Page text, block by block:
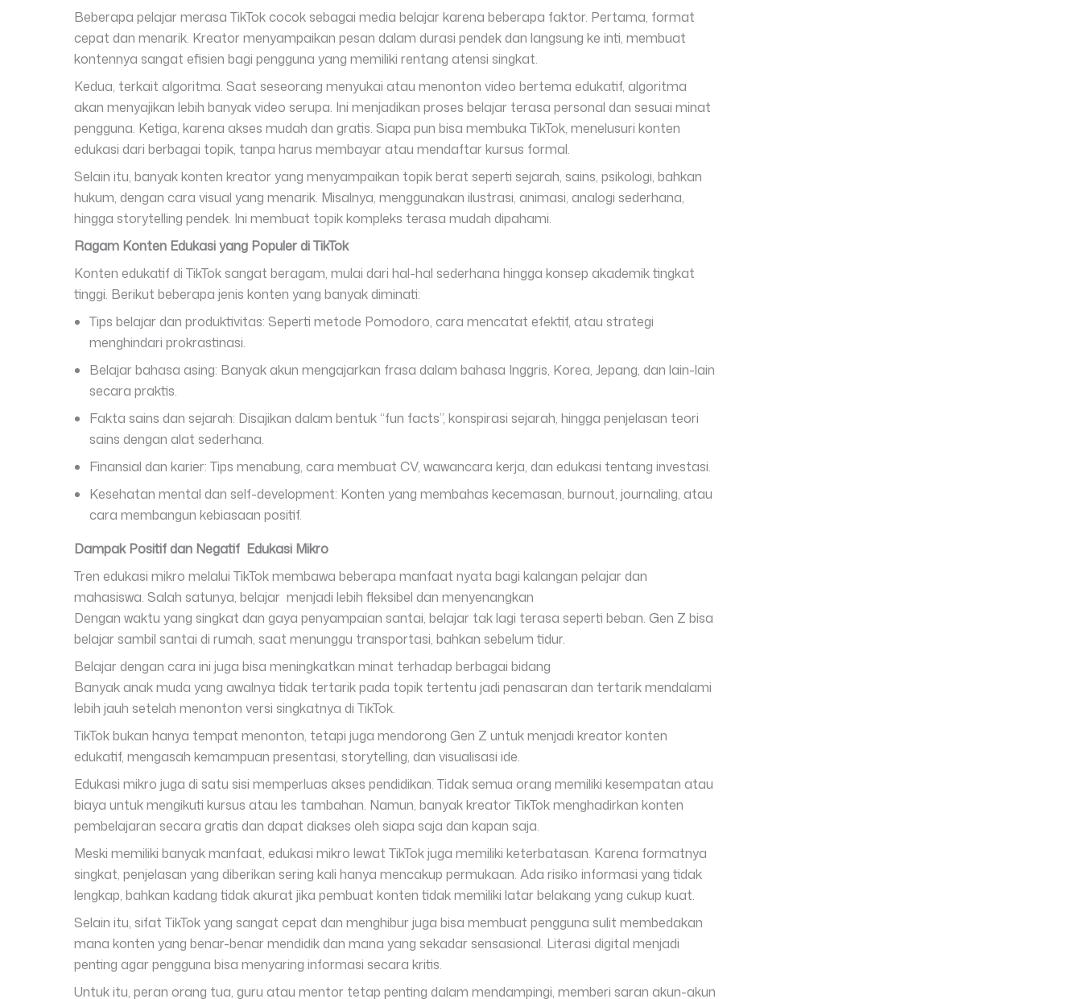
Beberapa pelajar merasa TikTok cocok sebagai media belajar karena beberapa faktor. Pertama, format
cepat dan menarik. Kreator menyampaikan pesan dalam durasi pendek dan langsung ke inti, membuat
kontennya sangat efisien bagi pengguna yang memiliki rentang atensi singkat.
Kedua, terkait algoritma. Saat seseorang menyukai atau menonton video bertema edukatif, algoritma
akan menyajikan lebih banyak video serupa. Ini menjadikan proses belajar terasa personal dan sesuai minat
pengguna. Ketiga, karena akses mudah dan gratis. Siapa pun bisa membuka TikTok, menelusuri konten
edukasi dari berbagai topik, tanpa harus membayar atau mendaftar kursus formal.
Selain itu, banyak konten kreator yang menyampaikan topik berat seperti sejarah, sains, psikologi, bahkan
hukum, dengan cara visual yang menarik. Misalnya, menggunakan ilustrasi, animasi, analogi sederhana,
hingga storytelling pendek. Ini membuat topik kompleks terasa mudah dipahami.
Ragam Konten Edukasi yang Populer di TikTok
Konten edukatif di TikTok sangat beragam, mulai dari hal-hal sederhana hingga konsep akademik tingkat
tinggi. Berikut beberapa jenis konten yang banyak diminati:
Tips belajar dan produktivitas: Seperti metode Pomodoro, cara mencatat efektif, atau strategi
menghindari prokrastinasi.
Belajar bahasa asing: Banyak akun mengajarkan frasa dalam bahasa Inggris, Korea, Jepang, dan lain-lain
secara praktis.
Fakta sains dan sejarah: Disajikan dalam bentuk “fun facts”, konspirasi sejarah, hingga penjelasan teori
sains dengan alat sederhana.
Finansial dan karier: Tips menabung, cara membuat CV, wawancara kerja, dan edukasi tentang investasi.
Kesehatan mental dan self-development: Konten yang membahas kecemasan, burnout, journaling, atau
cara membangun kebiasaan positif.
Dampak Positif dan Negatif Edukasi Mikro
Tren edukasi mikro melalui TikTok membawa beberapa manfaat nyata bagi kalangan pelajar dan
mahasiswa. Salah satunya, belajar menjadi lebih fleksibel dan menyenangkan
Dengan waktu yang singkat dan gaya penyampaian santai, belajar tak lagi terasa seperti beban. Gen Z bisa
belajar sambil santai di rumah, saat menunggu transportasi, bahkan sebelum tidur.
Belajar dengan cara ini juga bisa meningkatkan minat terhadap berbagai bidang
Banyak anak muda yang awalnya tidak tertarik pada topik tertentu jadi penasaran dan tertarik mendalami
lebih jauh setelah menonton versi singkatnya di TikTok.
TikTok bukan hanya tempat menonton, tetapi juga mendorong Gen Z untuk menjadi kreator konten
edukatif, mengasah kemampuan presentasi, storytelling, dan visualisasi ide.
Edukasi mikro juga di satu sisi memperluas akses pendidikan. Tidak semua orang memiliki kesempatan atau
biaya untuk mengikuti kursus atau les tambahan. Namun, banyak kreator TikTok menghadirkan konten
pembelajaran secara gratis dan dapat diakses oleh siapa saja dan kapan saja.
Meski memiliki banyak manfaat, edukasi mikro lewat TikTok juga memiliki keterbatasan. Karena formatnya
singkat, penjelasan yang diberikan sering kali hanya mencakup permukaan. Ada risiko informasi yang tidak
lengkap, bahkan kadang tidak akurat jika pembuat konten tidak memiliki latar belakang yang cukup kuat.
Selain itu, sifat TikTok yang sangat cepat dan menghibur juga bisa membuat pengguna sulit membedakan
mana konten yang benar-benar mendidik dan mana yang sekadar sensasional. Literasi digital menjadi
penting agar pengguna bisa menyaring informasi secara kritis.
Untuk itu, peran orang tua, guru atau mentor tetap penting dalam mendampingi, memberi saran akun-akun